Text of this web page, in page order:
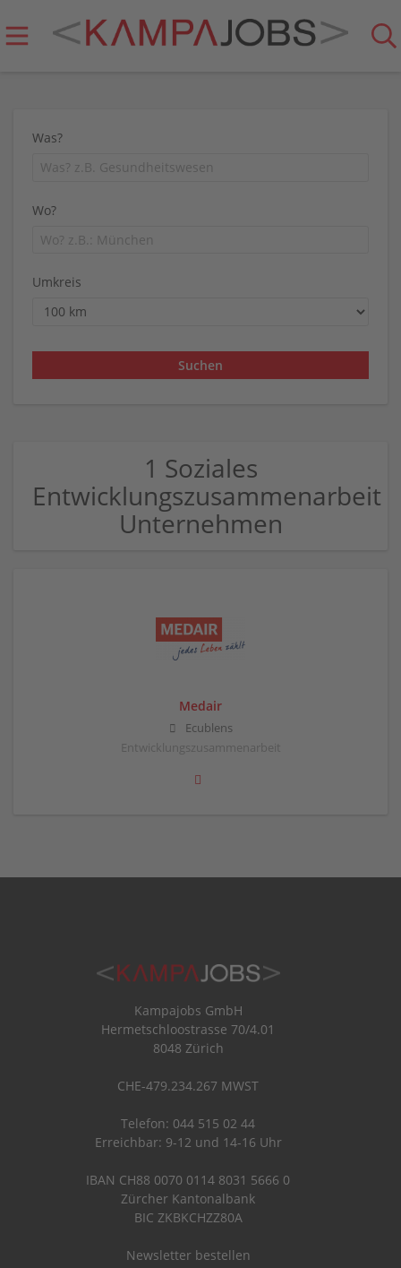
Was?
Wo?
Umkreis
1 Soziales
Entwicklungszusammenarbeit
Unternehmen
Medair
Ecublens
Entwicklungszusammenarbeit
Kampajobs GmbH
Hermetschloostrasse 70/4.01
8048 Zürich
CHE-479.234.267 MWST
Telefon: 044 515 02 44
Erreichbar: 9-12 und 14-16 Uhr
IBAN CH88 0070 0114 8031 5666 0
Zürcher Kantonalbank
BIC ZKBKCHZZ80A
Newsletter bestellen